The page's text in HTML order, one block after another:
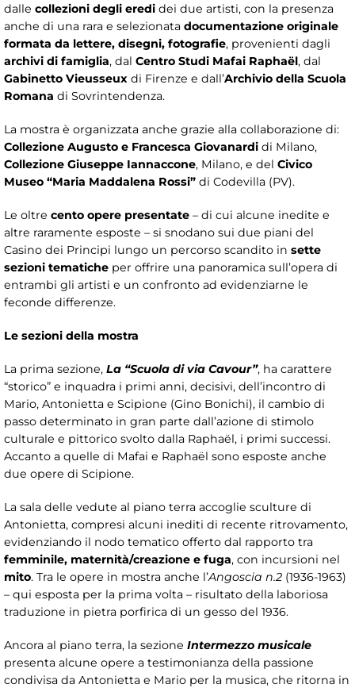
dalle collezioni degli eredi dei due artisti, con la presenza
anche di una rara e selezionata documentazione originale
formata da lettere, disegni, fotografie, provenienti dagli
archivi di famiglia, dal Centro Studi Mafai Raphaël, dal
Gabinetto Vieusseux di Firenze e dall’Archivio della Scuola
Romana di Sovrintendenza.
La mostra è organizzata anche grazie alla collaborazione di:
Collezione Augusto e Francesca Giovanardi di Milano,
Collezione Giuseppe Iannaccone, Milano, e del Civico
Museo “Maria Maddalena Rossi” di Codevilla (PV).
Le oltre cento opere presentate – di cui alcune inedite e
altre raramente esposte – si snodano sui due piani del
Casino dei Principi lungo un percorso scandito in sette
sezioni tematiche per offrire una panoramica sull’opera di
entrambi gli artisti e un confronto ad evidenziarne le
feconde differenze.
Le sezioni della mostra
La prima sezione, La “Scuola di via Cavour”, ha carattere
“storico” e inquadra i primi anni, decisivi, dell’incontro di
Mario, Antonietta e Scipione (Gino Bonichi), il cambio di
passo determinato in gran parte dall’azione di stimolo
culturale e pittorico svolto dalla Raphaël, i primi successi.
Accanto a quelle di Mafai e Raphaël sono esposte anche
due opere di Scipione.
La sala delle vedute al piano terra accoglie sculture di
Antonietta, compresi alcuni inediti di recente ritrovamento,
evidenziando il nodo tematico offerto dal rapporto tra
femminile, maternità/creazione e fuga, con incursioni nel
mito. Tra le opere in mostra anche l’Angoscia n.2 (1936-1963)
– qui esposta per la prima volta – risultato della laboriosa
traduzione in pietra porfirica di un gesso del 1936.
Ancora al piano terra, la sezione Intermezzo musicale
presenta alcune opere a testimonianza della passione
condivisa da Antonietta e Mario per la musica, che ritorna in